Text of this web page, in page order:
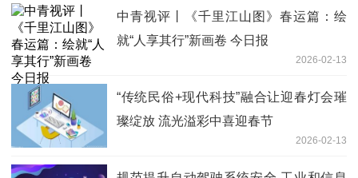
中青视评丨《千里江山图》春运篇：绘
就“人享其行”新画卷 今日报
2026-02-13
“传统民俗+现代科技”融合让迎春灯会璀
璨绽放 流光溢彩中喜迎春节
2026-02-13